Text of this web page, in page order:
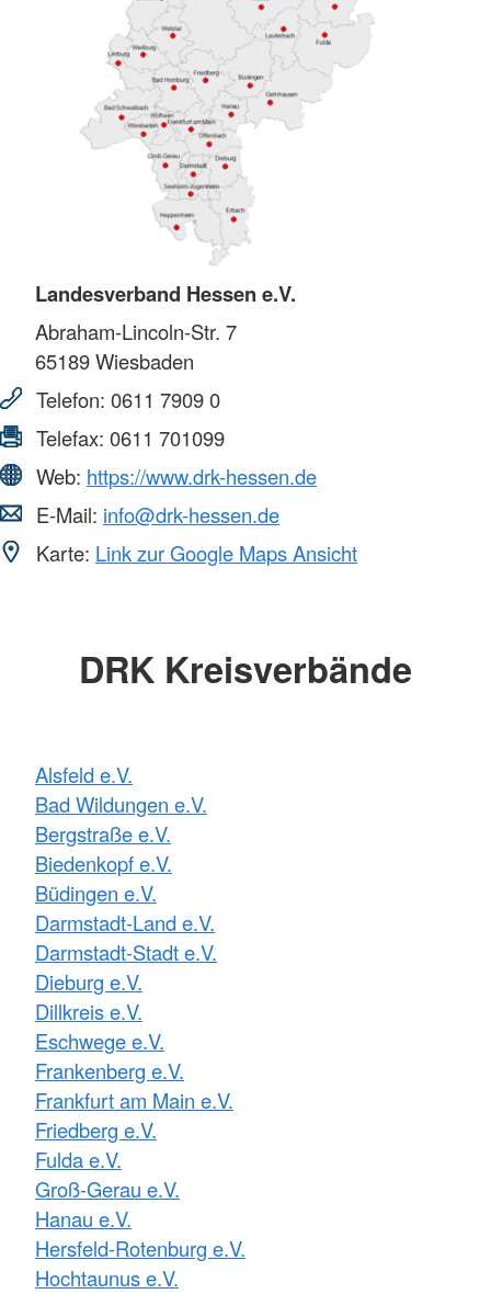
Landesverband Hessen e.V.
Abraham-Lincoln-Str. 7
65189Wiesbaden
Telefon: 0611 7909 0
Telefax: 0611 701099
Web: https://www.drk-hessen.de
E-Mail: info@drk-hessen.de
Karte: Link zur Google Maps Ansicht
DRK Kreisverbände
Alsfeld e.V.
Bad Wildungen e.V.
Bergstraße e.V.
Biedenkopf e.V.
Büdingen e.V.
Darmstadt-Land e.V.
Darmstadt-Stadt e.V.
Dieburg e.V.
Dillkreis e.V.
Eschwege e.V.
Frankenberg e.V.
Frankfurt am Main e.V.
Friedberg e.V.
Fulda e.V.
Groß-Gerau e.V.
Hanau e.V.
Hersfeld-Rotenburg e.V.
Hochtaunus e.V.